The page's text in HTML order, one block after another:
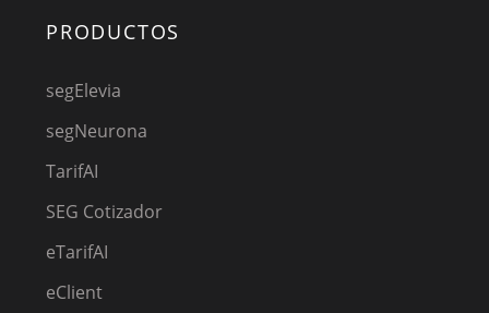
PRODUCTOS
segElevia
segNeurona
TarifAI
SEG Cotizador
eTarifAI
eClient